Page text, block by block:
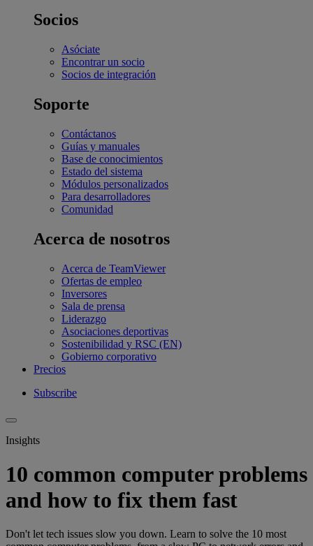
Socios
Asóciate
Encontrar un socio
Socios de integración
Soporte
Contáctanos
Guías y manuales
Base de conocimientos
Estado del sistema
Módulos personalizados
Para desarrolladores
Comunidad
Acerca de nosotros
Acerca de TeamViewer
Ofertas de empleo
Inversores
Sala de prensa
Liderazgo
Asociaciones deportivas
Sostenibilidad y RSC (EN)
Gobierno corporativo
Precios
Subscribe
Insights
10 common computer problems
and how to fix them fast
Don't let tech issues slow you down. Learn to solve the 10 most